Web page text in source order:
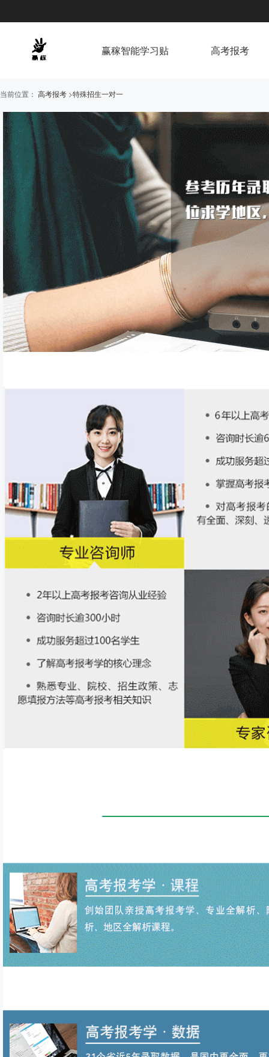
赢稼智能学习贴 高考报考
当前位置： 高考报考 >特殊招生一对一